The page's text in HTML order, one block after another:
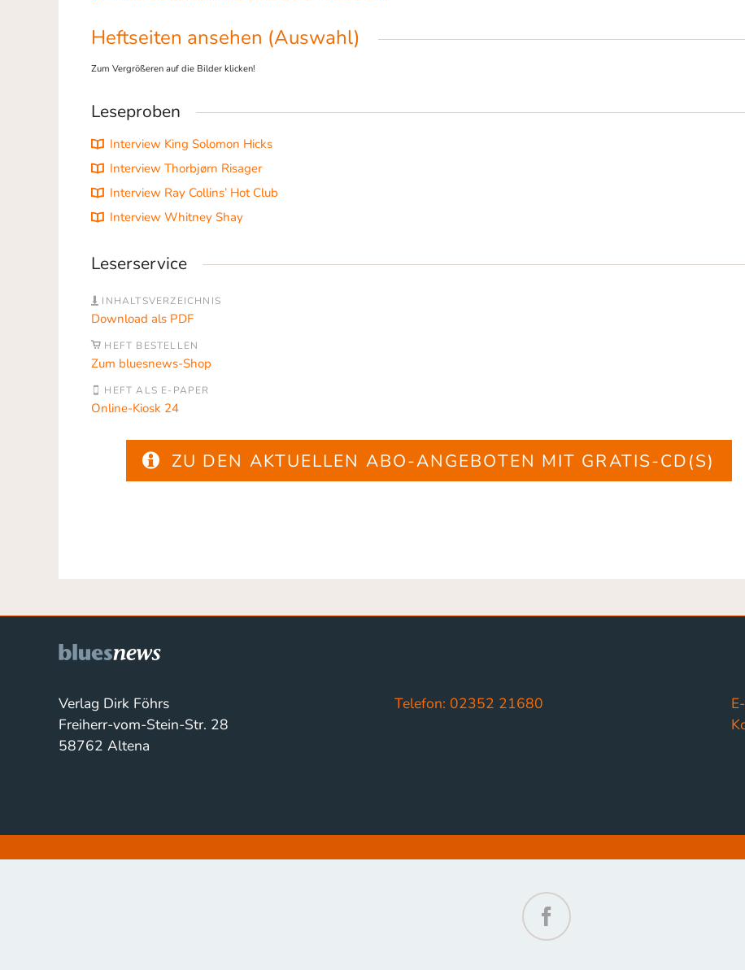
Heftseiten ansehen (Auswahl)
Zum Vergrößeren auf die Bilder klicken!
Leseproben
Interview King Solomon Hicks
Interview Thorbjørn Risager
Interview Ray Collins’ Hot Club
Interview Whitney Shay
Leserservice
INHALTSVERZEICHNIS
Download als PDF
HEFT BESTELLEN
Zum bluesnews-Shop
HEFT ALS E-PAPER
Online-Kiosk 24
ZU DEN AKTUELLEN ABO-ANGEBOTEN MIT GRATIS-CD(S)
Verlag Dirk Föhrs
Freiherr-vom-Stein-Str. 28
58762 Altena
Telefon: 02352 21680